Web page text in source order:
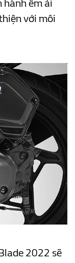
hành êm ái
với môi
2022 sẽ